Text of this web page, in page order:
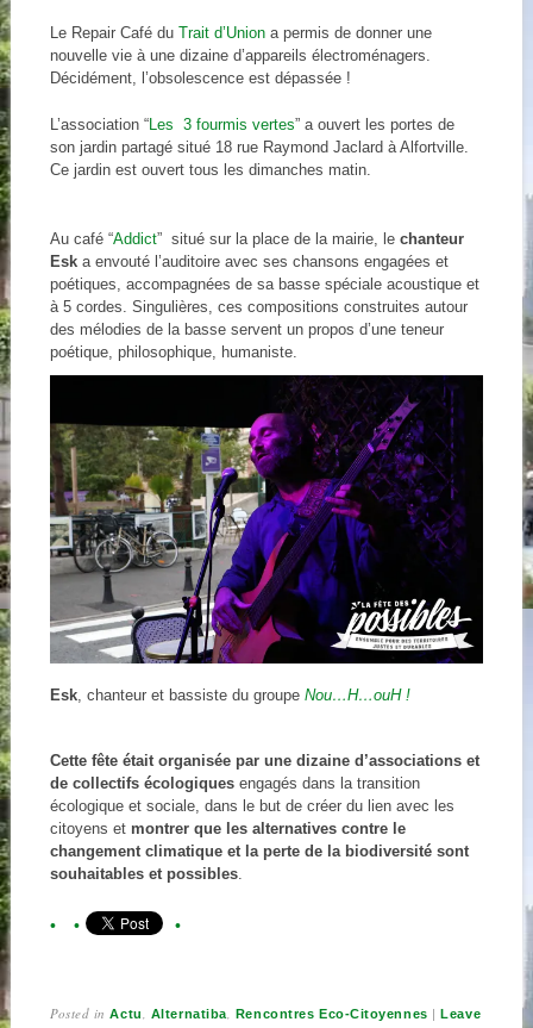
Le Repair Café du Trait d’Uniona permis de donner une
nouvelle vie à une dizaine d’appareils électroménagers.
Décidément, l’obsolescence est dépassée !
L’association “Les 3 fourmis vertes” a ouvert les portes de
son jardin partagé situé 18 rue Raymond Jaclard à Alfortville.
Ce jardin est ouvert tous les dimanches matin.
Au café “Addict” situé sur la place de la mairie, le chanteur
Eska envouté l’auditoire avec ses chansons engagées et
poétiques, accompagnées de sa basse spéciale acoustique et
à 5 cordes. Singulières, ces compositions construites autour
des mélodies de la basse servent un propos d’une teneur
poétique, philosophique, humaniste.
Esk, chanteur et bassiste du groupe Nou…H…ouH !
Cette fête était organisée par une dizaine d’associations et
de collectifs écologiquesengagés dans la transition
écologique et sociale, dans le but de créer du lien avec les
citoyens et montrer que les alternatives contre le
changement climatique et la perte de la biodiversité sont
souhaitables et possibles.
Posted inActu Alternatiba Rencontres Eco-Citoyennes |Leave